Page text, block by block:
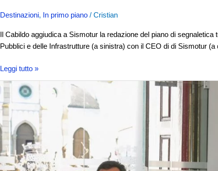
Destinazioni, In primo piano / Cristian
Il Cabildo aggiudica a Sismotur la redazione del piano di
Pubblici e delle Infrastrutture (a sinistra) con il CEO di di Sismotur
Leggi tutto »
Reguengos
de
Monsaraz,
prima
destinazione
turistica
intelligente
del